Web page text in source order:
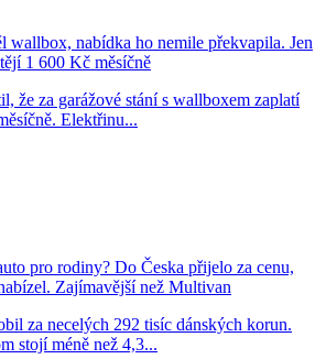
wallbox, nabídka ho nemile překvapila. Jen
1 600 Kč měsíčně
že za garážové stání s wallboxem zaplatí
Elektřinu...
pro rodiny? Do Česka přijelo za cenu,
Zajímavější než Multivan
za necelých 292 tisíc dánských korun.
stojí méně než 4,3...